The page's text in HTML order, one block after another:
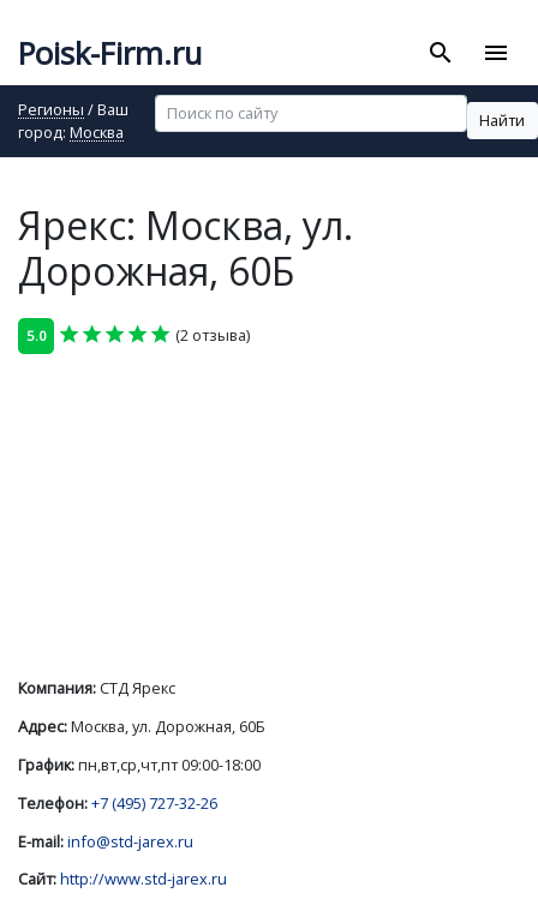
Poisk-Firm.ru search menu
Регионы / Ваш
город: Москва
Найти
Ярекс: Москва, ул.
Дорожная, 60Б
5.0 star
star
star
star
star (2 отзыва)
Компания:СТД Ярекс
Адрес:Москва, ул. Дорожная, 60Б
График:пн,вт,ср,чт,пт 09:00-18:00
Телефон:+7 (495) 727-32-26
E-mail:info@std-jarex.ru
Сайт:http://www.std-jarex.ru